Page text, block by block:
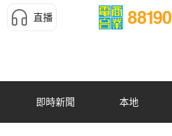
直播
即時新聞 本地